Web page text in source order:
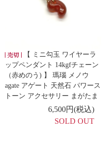
【 ミニ勾玉 ワイヤーラ
ップペンダント 14kgfチェーン
（赤めのう) 】 瑪瑙 メノウ
agate アゲート 天然石 パワース
トーン アクセサリー まがたま
6,500円(税込)
SOLD OUT